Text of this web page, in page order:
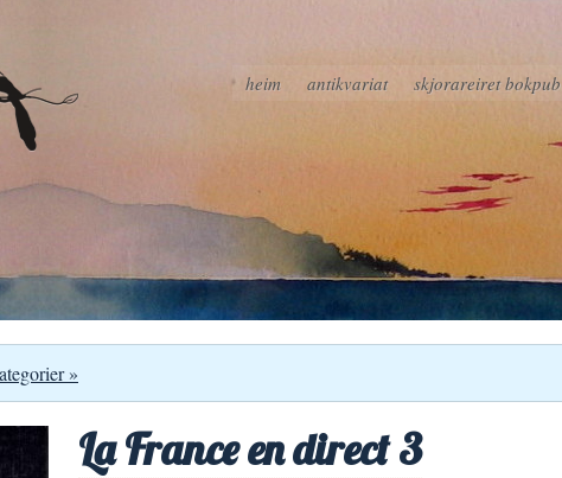
heim antikvariat skjorareiret bokpub
»
La France en direct 3